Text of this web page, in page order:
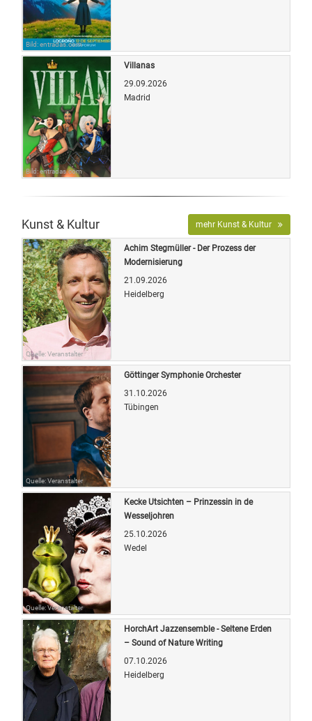
Bild: entradas.com
Bild: entradas.com
Villanas
29.09.2026
Madrid
Kunst & Kultur mehr Kunst & Kultur
Quelle: Veranstalter
Achim Stegmüller - Der Prozess der
Modernisierung
21.09.2026
Heidelberg
Quelle: Veranstalter
Göttinger Symphonie Orchester
31.10.2026
Tübingen
Quelle: Veranstalter
Kecke Utsichten – Prinzessin in de
Wesseljohren
25.10.2026
Wedel
HorchArt Jazzensemble - Seltene Erden
– Sound of Nature Writing
07.10.2026
Heidelberg